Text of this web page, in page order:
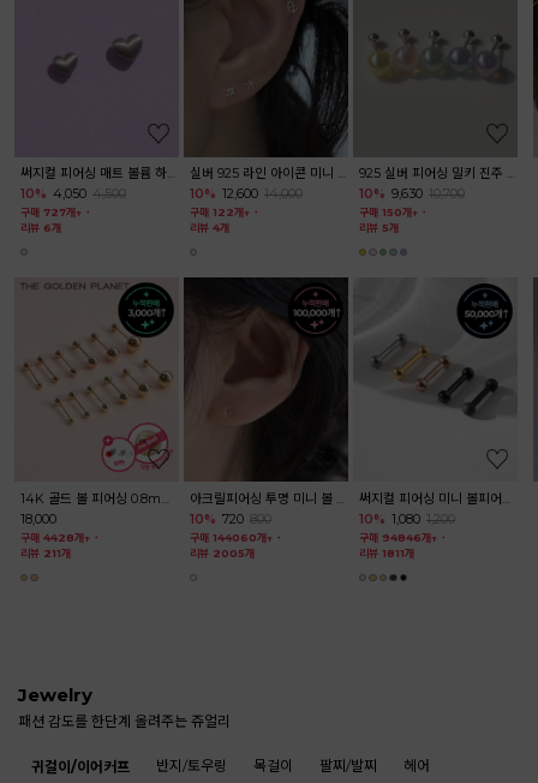
써지컬 피어싱 갤럭시볼 미니 피어싱 이너컨츠 아웃컨츠 귓바퀴
써지컬피어싱 홀리카 미니 하트 별 피어싱
Jewelry
패션 감도를 한단계 올려주는 쥬얼리
귀걸이/이어커프 반지/토우링 목걸이 팔찌/발찌 헤어